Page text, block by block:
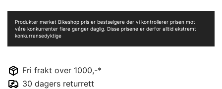
Fri frakt over 1000,-*
30 dagers returrett
Produkter merket Bikeshop pris er bestselgere der vi kontrollerer prisen mot
våre konkurrenter flere ganger daglig. Disse prisene er derfor alltid ekstremt
konkurransedyktige